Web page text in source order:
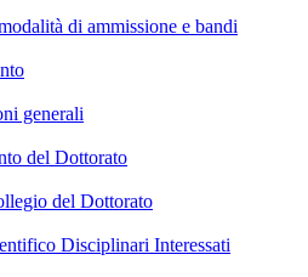
di ammissione e bandi
generali
del Dottorato
del Dottorato
Disciplinari Interessati